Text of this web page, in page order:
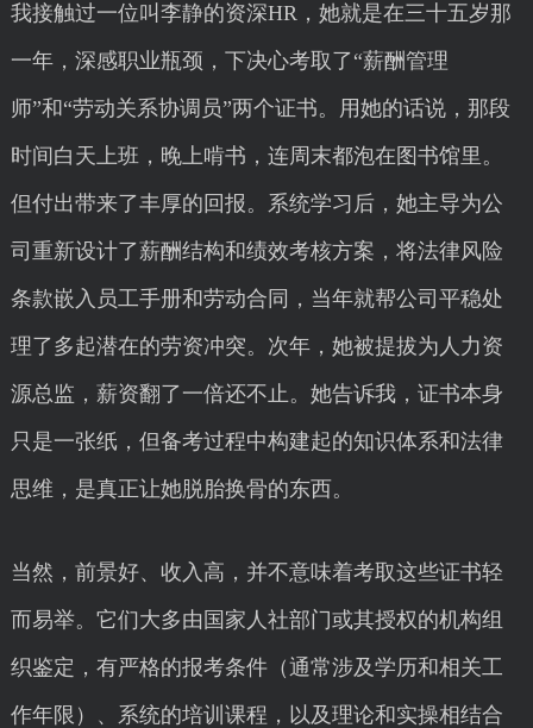
我接触过一位叫李静的资深HR，她就是在三十五岁那
一年，深感职业瓶颈，下决心考取了“薪酬管理
师”和“劳动关系协调员”两个证书。用她的话说，那段
时间白天上班，晚上啃书，连周末都泡在图书馆里。
但付出带来了丰厚的回报。系统学习后，她主导为公
司重新设计了薪酬结构和绩效考核方案，将法律风险
条款嵌入员工手册和劳动合同，当年就帮公司平稳处
理了多起潜在的劳资冲突。次年，她被提拔为人力资
源总监，薪资翻了一倍还不止。她告诉我，证书本身
只是一张纸，但备考过程中构建起的知识体系和法律
思维，是真正让她脱胎换骨的东西。
当然，前景好、收入高，并不意味着考取这些证书轻
而易举。它们大多由国家人社部门或其授权的机构组
织鉴定，有严格的报考条件（通常涉及学历和相关工
作年限）、系统的培训课程，以及理论和实操相结合